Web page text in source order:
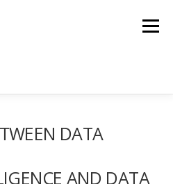
Menú
NOTICIAS
DATA
AND DATA